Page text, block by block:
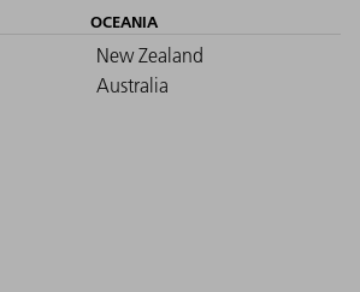
OCEANIA
New Zealand
Australia